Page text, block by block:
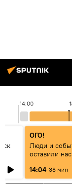
14:00
ОГО!
Люди и
оставили
14:04 38 мин